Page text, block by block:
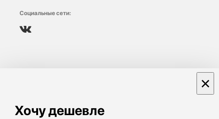
Социальные сети:
Хочу дешевле
×